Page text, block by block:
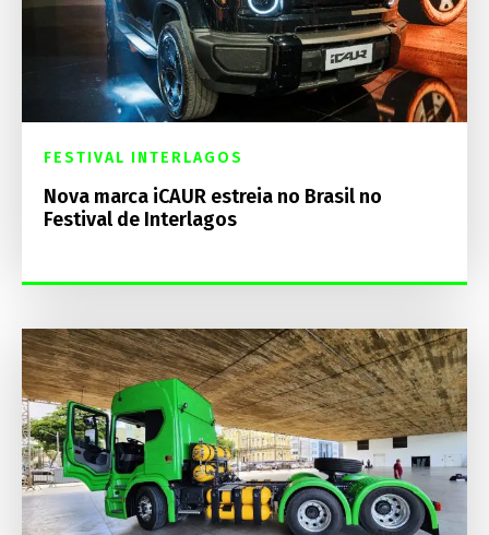
FESTIVAL INTERLAGOS
Nova marca iCAUR estreia no Brasil no
Festival de Interlagos